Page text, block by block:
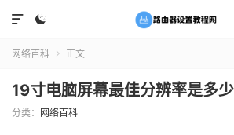


网络百科  正文
19寸电脑屏幕最佳分辨率是多少
分类： 网络百科